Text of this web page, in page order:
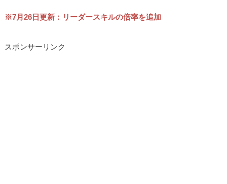
※7月26日更新：リーダースキルの倍率を追加
スポンサーリンク